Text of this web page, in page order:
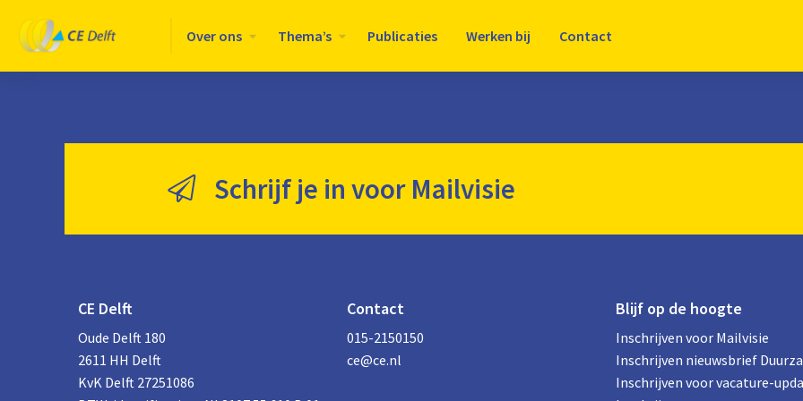
Logo
CE
Delft
Over ons Thema’s Publicaties Werken bij Contact
Schrijf je in voor Mailvisie
CE Delft
Oude Delft 180
2611 HH Delft
KvK Delft 27251086
Contact
015-2150150
ce@ce.nl
Blijf op de hoogte
Inschrijven voor Mailvisie
Inschrijven nieuwsbrief
Inschrijven voor vacature-